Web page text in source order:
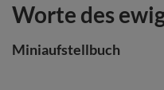
Worte des
Miniaufstellbuch
Zum
Anfang
der